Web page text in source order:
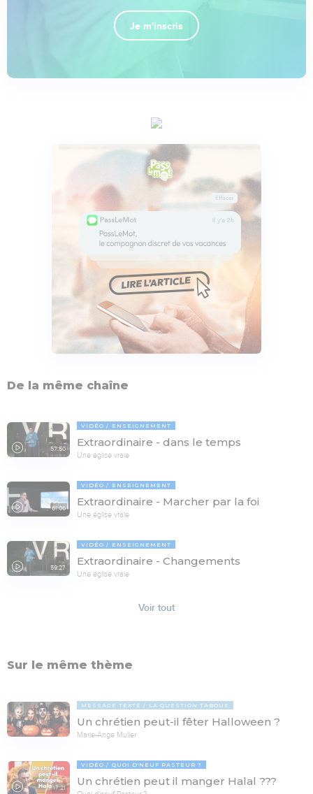
Je m'inscris
De la même chaîne
57:50
VIDÉO ENSEIGNEMENT
Extraordinaire - dans le temps
Une église vraie
61:06
VIDÉO ENSEIGNEMENT
Extraordinaire - Marcher par la foi
Une église vraie
59:27
VIDÉO ENSEIGNEMENT
Extraordinaire - Changements
Une église vraie
Voir tout
Sur le même thème
MESSAGE TEXTE LA QUESTION TABOUE
Un chrétien peut-il fêter Halloween ?
Marie-Ange Muller
17:21
VIDÉO QUOI D'NEUF PASTEUR ?
Un chrétien peut il manger Halal ???